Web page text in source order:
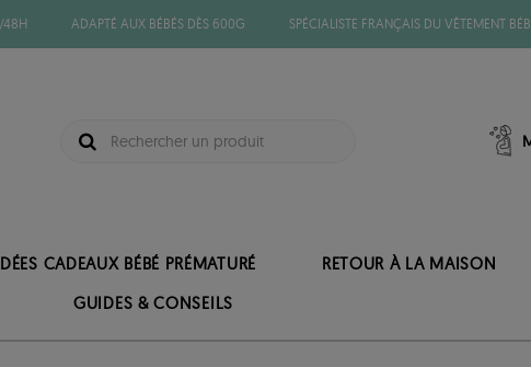
48H ADAPTÉ AUX BÉBÉS DÈS 600G SPÉCIALISTE FRANÇAIS DU VÊTEMENT
CADEAUX BÉBÉ PRÉMATURÉ RETOUR À LA MAISON
GUIDES & CONSEILS